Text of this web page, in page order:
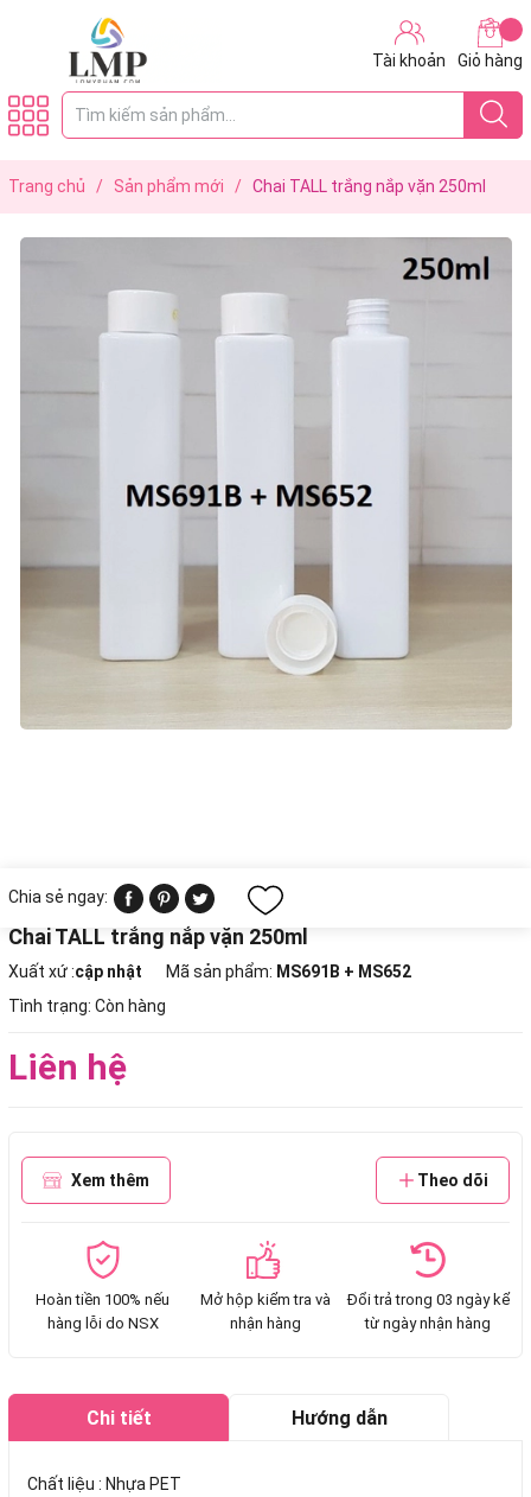
Tài khoản Giỏ hàng
Trang chủ / Sản phẩm mới / Chai TALL trắng nắp vặn 250ml
Chia sẻ ngay:
Chai TALL trắng nắp vặn 250ml
Xuất xứ :cập nhật Mã sản phẩm: MS691B + MS652
Tình trạng: Còn hàng
Liên hệ
Xem thêm Theo dõi
Hoàn tiền 100% nếu
hàng lỗi do NSX
Mở hộp kiểm tra và
nhận hàng
Đổi trả trong 03 ngày kể
từ ngày nhận hàng
Chi tiết Hướng dẫn
Chất liệu : Nhựa PET